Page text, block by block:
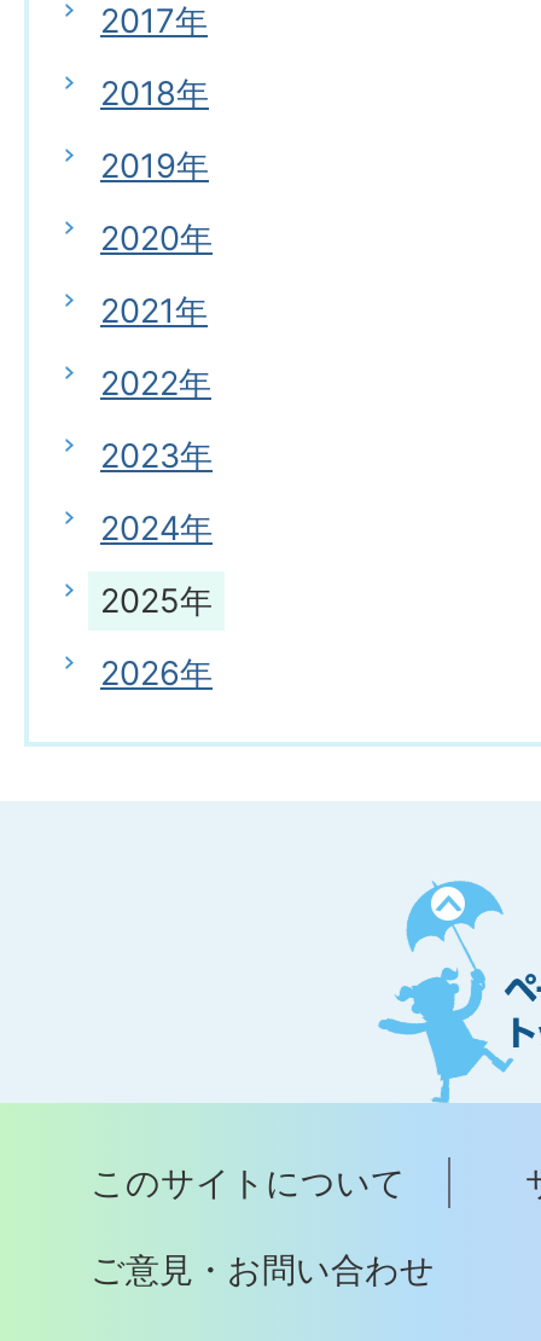
2017年
2018年
2019年
2020年
2021年
2022年
2023年
2024年
2025年
2026年
ペ
ー
ジ
ト
ッ
へ
このサイトについて
ご意見・お問い合わせ